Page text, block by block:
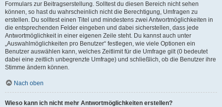
Formulars zur Beitragserstellung. Solltest du diesen Bereich nicht sehen
können, so hast du wahrscheinlich nicht die Berechtigung, Umfragen zu
erstellen. Du solltest einen Titel und mindestens zwei Antwortmöglichkeiten in
die entsprechenden Felder eingeben und dabei sicherstellen, dass jede
Antwortmöglichkeit in einer eigenen Zeile steht. Du kannst auch unter
„Auswahlmöglichkeiten pro Benutzer“ festlegen, wie viele Optionen ein
Benutzer auswählen kann, welches Zeitlimit für die Umfrage gilt (0 bedeutet
dabei eine zeitlich unbegrenzte Umfrage) und schließlich, ob die Benutzer ihre
Stimme ändern können.
Nach oben
Wieso kann ich nicht mehr Antwortmöglichkeiten erstellen?